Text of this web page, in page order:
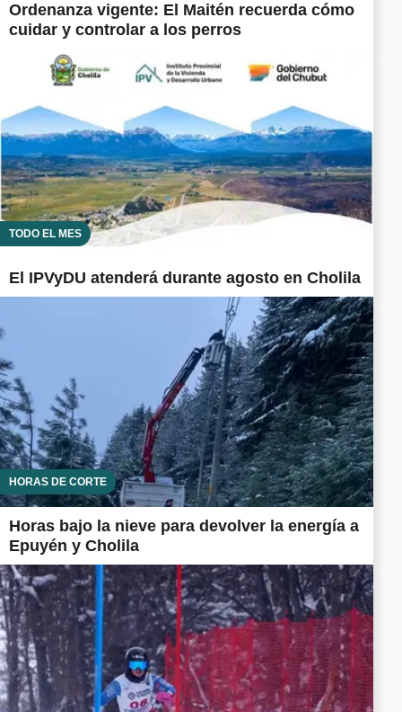
Ordenanza vigente: El Maitén recuerda cómo
cuidar y controlar a los perros
TODO EL MES
El IPVyDU atenderá durante agosto en Cholila
HORAS DE CORTE
Horas bajo la nieve para devolver la energía a
Epuyén y Cholila